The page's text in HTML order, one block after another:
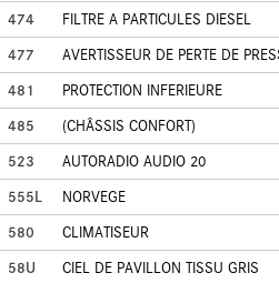
474
FILTRE A PARTICULES DIESEL
477
AVERTISSEUR DE PERTE DE
481
PROTECTION INFERIEURE
485
(CHÂSSIS CONFORT)
523
AUTORADIO AUDIO 20
555L
NORVEGE
580
CLIMATISEUR
58U
CIEL DE PAVILLON TISSU GRIS